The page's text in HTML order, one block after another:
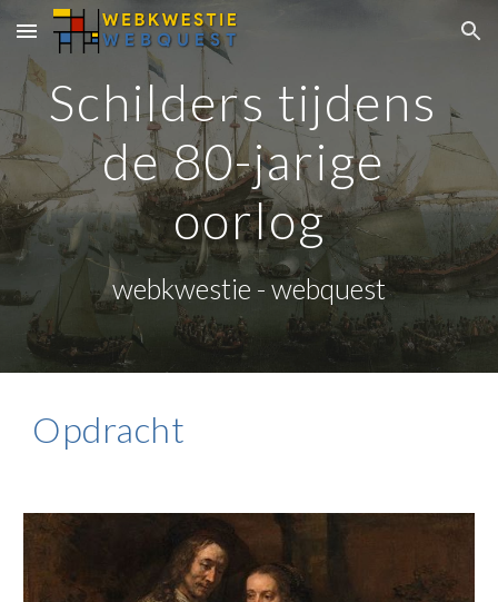
Skip to main content Skip to navigation
Schilders tijdens
de 80-jarige
oorlog
webkwestie - webquest
Opdracht